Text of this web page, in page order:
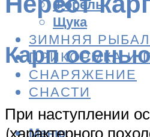
Форель
Щука
ЗИМНЯЯ
ПРИКОРМКА И
СНАРЯЖЕНИЕ
СНАСТИ
Меню
Карп осенью
При наступлении
(характерного